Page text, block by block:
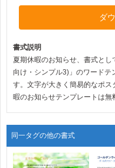
ダ
書式説明
夏期休暇のお知らせ、書式と
向け・シンプル3)」のワードテ
す。文字が大きく簡易的なポ
暇のお知らせテンプレートは無
同一タグの他の書式